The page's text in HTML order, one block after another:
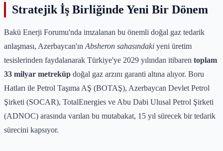
Stratejik İş Birliğinde Yeni Bir Dönem
Bakü Enerji Forumu'nda imzalanan bu önemli doğal gaz tedarik
anlaşması, Azerbaycan'ın Absheron sahasındaki yeni üretim
tesislerinden faydalanarak Türkiye'ye 2029 yılından itibaren toplam
33 milyar metreküp doğal gaz arzını garanti altına alıyor. Boru
Hatları ile Petrol Taşıma AŞ (BOTAŞ), Azerbaycan Devlet Petrol
Şirketi (SOCAR), TotalEnergies ve Abu Dabi Ulusal Petrol Şirketi
(ADNOC) arasında varılan bu mutabakat, 15 yıl sürecek bir tedarik
sürecini kapsıyor.